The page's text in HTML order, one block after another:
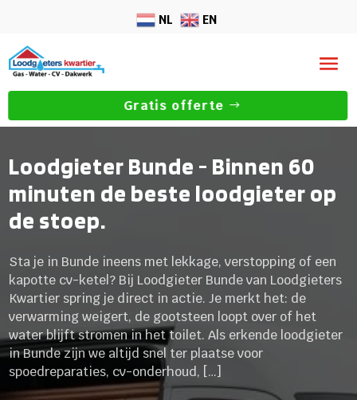
NL EN
Gratis offerte
Loodgieter Bunde - Binnen 60
minuten de beste loodgieter op
de stoep.
Sta je in Bunde ineens met lekkage, verstopping of een
kapotte cv-ketel? Bij Loodgieter Bunde van Loodgieters
Kwartier spring je direct in actie. Je merkt het: de
verwarming weigert, de gootsteen loopt over of het
water blijft stromen in het toilet. Als erkende loodgieter
in Bunde zijn we altijd snel ter plaatse voor
spoedreparaties, cv-onderhoud, […]